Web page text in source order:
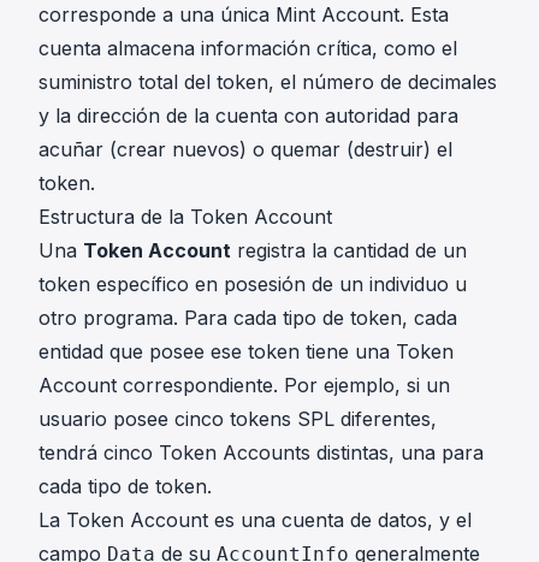
corresponde a una única Mint Account. Esta
cuenta almacena información crítica, como el
suministro total del token, el número de decimales
y la dirección de la cuenta con autoridad para
acuñar (crear nuevos) o quemar (destruir) el
token.
Estructura de la Token Account
Una Token Account registra la cantidad de un
token específico en posesión de un individuo u
otro programa. Para cada tipo de token, cada
entidad que posee ese token tiene una Token
Account correspondiente. Por ejemplo, si un
usuario posee cinco tokens SPL diferentes,
tendrá cinco Token Accounts distintas, una para
cada tipo de token.
La Token Account es una cuenta de datos, y el
campo Data de su AccountInfo generalmente